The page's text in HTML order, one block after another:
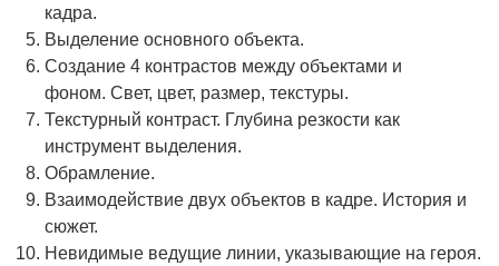
кадра.
Выделение основного объекта.
Создание 4 контрастов между объектами и
фоном. Свет, цвет, размер, текстуры.
Текстурный контраст. Глубина резкости как
инструмент выделения.
Обрамление.
Взаимодействие двух объектов в кадре. История и
сюжет.
Невидимые ведущие линии, указывающие на героя.